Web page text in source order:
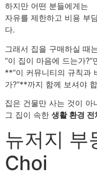
하지만 어떤 분들에게는
자유를 제한하고 비용 부
다.
그래서 집을 구매하실 때
“이 집이 마음에 드는가?”
**“이 커뮤니티의 규칙과
가?”**까지 함께 보셔야
집은 건물만 사는 것이 아
그 집이 속한 생활 환경 전
뉴저지 부
Choi